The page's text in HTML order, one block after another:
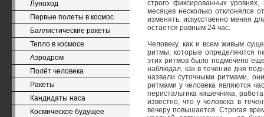
Луноход
Первые полеты в космос
Баллистические ракеты
Тепло в космосе
Аэродром
Полёт человека
Ракеты
Кандидаты наса
Космическое будущее
строго фиксированных
месяцев несколько отклонялся
изменять, искусственно меняя
остается равным 24 час.
Человеку, как и всем живым
ритмы, которые определяются
этих ритмов было подмечено
наблюдал, как в течение дня
назвали суточными ритмами,
ритмами у человека являются
перистальтика кишечника,
известно, что у человека в
вечеру повышается. Строгая